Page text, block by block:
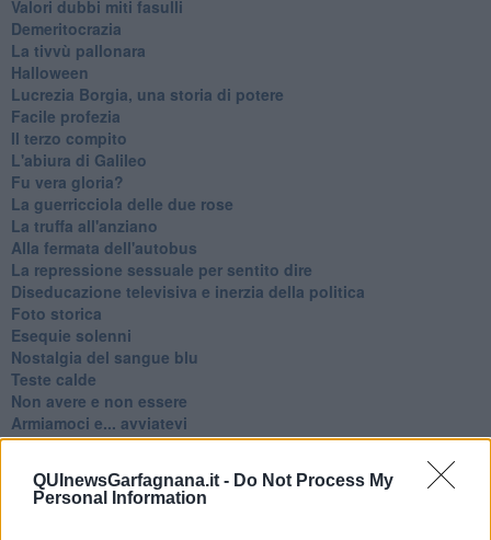
QUInewsGarfagnana.it - Do Not Process My
Personal Information
Valori dubbi miti fasulli
Demeritocrazia
La tivvù pallonara
Halloween
​Lucrezia Borgia, una storia di potere
Facile profezia
Il terzo compito
L'abiura di Galileo
Fu vera gloria?
La guerricciola delle due rose
La truffa all'anziano
Alla fermata dell'autobus
La repressione sessuale per sentito dire
Diseducazione televisiva e inerzia della politica
Foto storica
Esequie solenni
Nostalgia del sangue blu
Teste calde
Non avere e non essere
Armiamoci e... avviatevi
Da Capodanno a Carnevale
Sor-riso amaro
Fine anno al ristorante